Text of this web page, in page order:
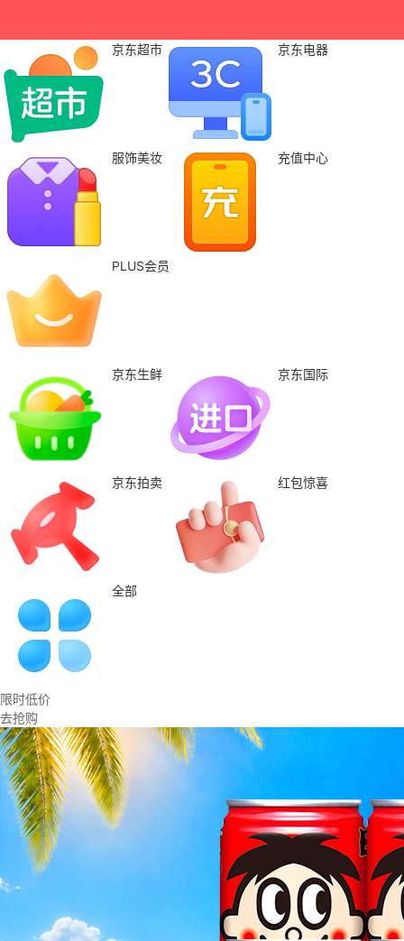
京东超市 京东电器
服饰美妆 充值中心
PLUS会员
京东生鲜 京东国际
京东拍卖 红包惊喜
全部
限时低价
去抢购